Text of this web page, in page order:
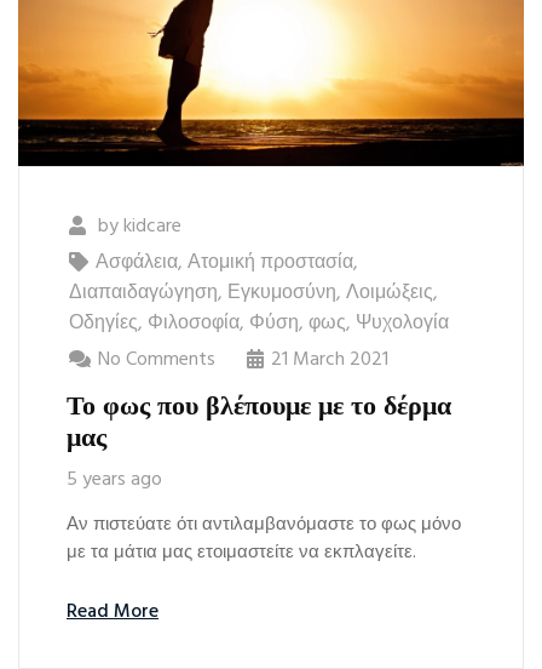
bykidcare
Ασφάλεια,Ατομική προστασία,
Διαπαιδαγώγηση, Εγκυμοσύνη,Λοιμώξεις,
Οδηγίες, Φιλοσοφία, Φύση,φως, Ψυχολογία
No Comments
21 March 2021
Το φως που βλέπουμε με το δέρμα
μας
5 years ago
Αν πιστεύατε ότι αντιλαμβανόμαστε το φως μόνο
με τα μάτια μας ετοιμαστείτε να εκπλαγείτε.
Read More